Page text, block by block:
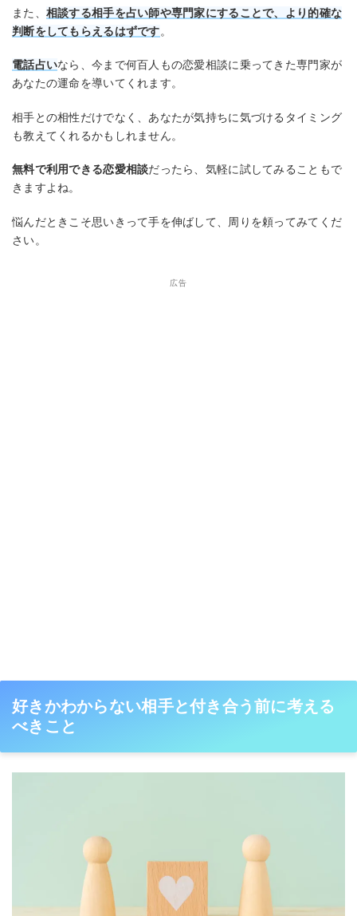
また、 相談する相手を占い師や専門家にすることで、より的確な
判断をしてもらえるはずです。
電話占いなら、今まで何百人もの恋愛相談に乗ってきた専門家が
あなたの運命を導いてくれます。
相手との相性だけでなく、あなたが気持ちに気づけるタイミング
も教えてくれるかもしれません。
無料で利用できる恋愛相談だったら、気軽に試してみることもで
きますよね。
悩んだときこそ思いきって手を伸ばして、周りを頼ってみてくだ
さい。
広告
好きかわからない相手と付き合う前に考える
べきこと